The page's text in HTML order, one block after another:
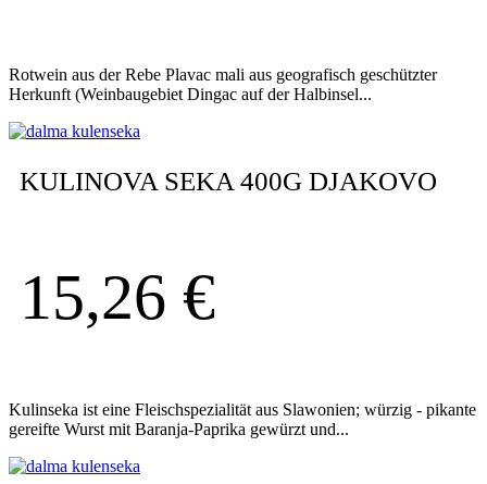
Rotwein aus der Rebe Plavac mali aus geografisch geschützter
Herkunft (Weinbaugebiet Dingac auf der Halbinsel...
KULINOVA SEKA 400G DJAKOVO
15,26 €
Kulinseka ist eine Fleischspezialität aus Slawonien; würzig - pikante
gereifte Wurst mit Baranja-Paprika gewürzt und...